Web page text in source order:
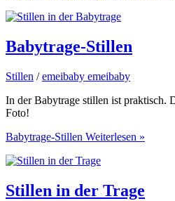
Babytrage-Stillen
Stillen /emeibaby emeibaby
In der Babytrage stillen ist praktisch.
Foto!
Babytrage-Stillen Weiterlesen »
Stillen in der Trage